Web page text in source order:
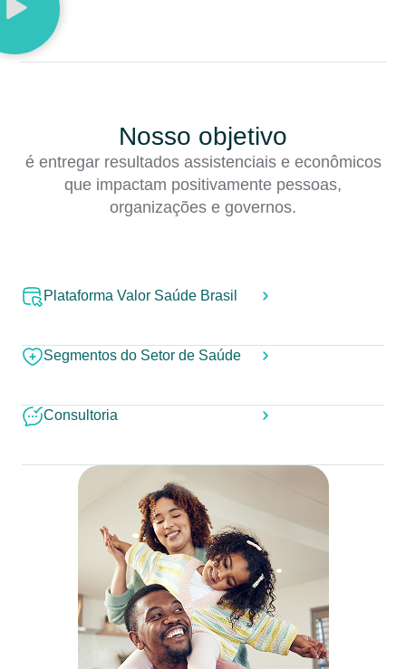
Nosso objetivo
é entregar resultados assistenciais e econômicos
que impactam positivamente pessoas,
organizações e governos.
Plataforma Valor Saúde Brasil
Segmentos do Setor de Saúde
Consultoria